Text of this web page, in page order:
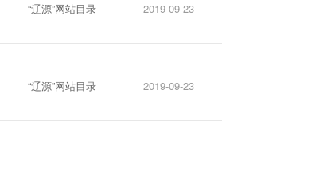
“辽源”网站目录 2019-09-23
“辽源”网站目录 2019-09-23